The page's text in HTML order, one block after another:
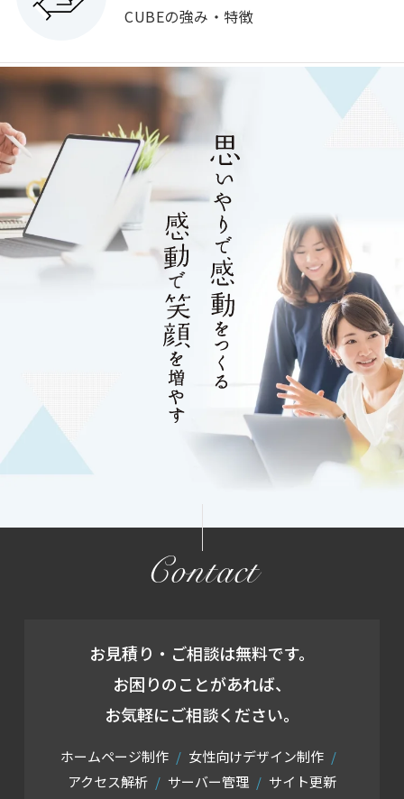
CUBEの強み・特徴
Contact
お見積り・ご相談は無料です。
お困りのことがあれば、
お気軽にご相談ください。
ホームページ制作
女性向けデザイン制作
アクセス解析
サーバー管理 サイト更新